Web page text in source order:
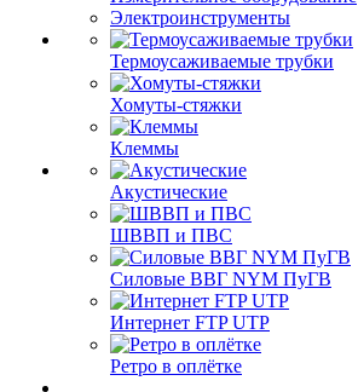
Электроинструменты
Термоусаживаемые трубки
Хомуты-стяжки
Клеммы
Акустические
ШВВП и ПВС
Силовые ВВГ NYM ПуГВ
Интернет FTP UTP
Ретро в оплётке